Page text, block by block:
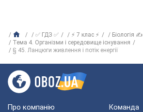
✅ ГДЗ ✅ ⚡ 7 клас ⚡ Біологія ✍
Тема 4. Організми і середовище існування
§ 45. Ланцюги живлення і потік енергії
Про компанію Команда